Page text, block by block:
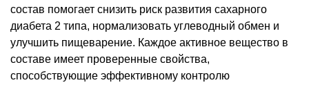
состав помогает снизить риск развития сахарного
диабета 2 типа, нормализовать углеводный обмен и
улучшить пищеварение. Каждое активное вещество в
составе имеет проверенные свойства,
способствующие эффективному контролю